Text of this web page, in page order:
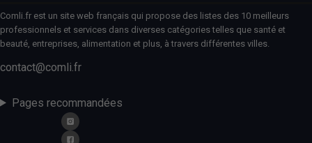
Comli.fr est un site web français qui propose des listes des 10 meilleurs
professionnels et services dans diverses catégories telles que santé et
beauté, entreprises, alimentation et plus, à travers différentes villes.
contact@comli.fr
Pages recommandées